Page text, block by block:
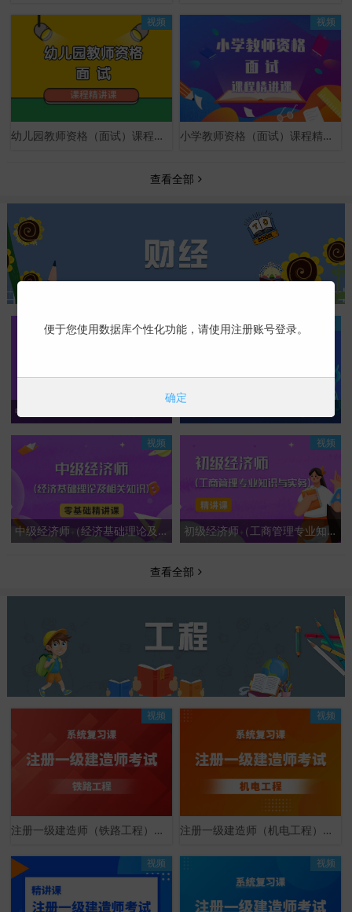
幼儿园教师资格（面试）课程精讲课
视频
小学教师资格（面试）课程精讲课
视频
查看全部
视频
中级会计专业技术资格（中级经济法）基础精讲课
中级经济师（经济基础理论及相关知识）零基础精讲课
视频
初级经济师（工商管理专业知识与实务）-精讲课
视频
查看全部
注册一级建造师（铁路工程）系统复习课
视频
注册一级建造师（机电工程）系统复习课
视频
视频 视频
便于您使用数据库个性化功能，请使用注册账号登录。
确定